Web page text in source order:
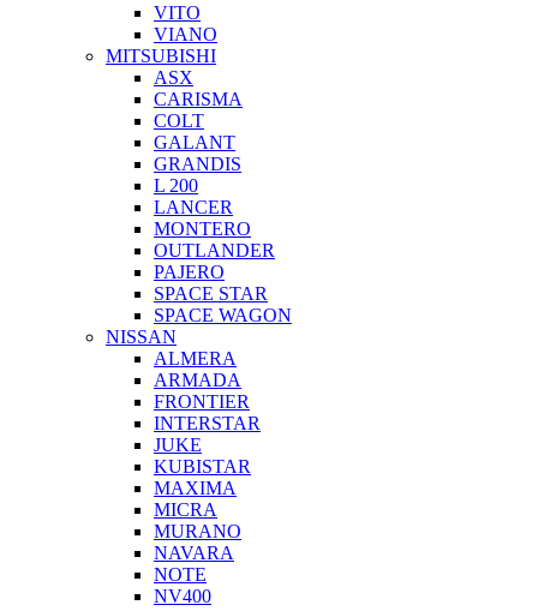
VITO
VIANO
MITSUBISHI
ASX
CARISMA
COLT
GALANT
GRANDIS
L 200
LANCER
MONTERO
OUTLANDER
PAJERO
SPACE STAR
SPACE WAGON
NISSAN
ALMERA
ARMADA
FRONTIER
INTERSTAR
JUKE
KUBISTAR
MAXIMA
MICRA
MURANO
NAVARA
NOTE
NV400